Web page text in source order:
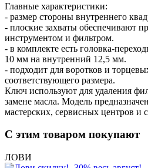
Главные характеристики:
- размер стороны внутреннего
- плоские захваты обеспечивают
инструментом и фильтром.
- в комплекте есть головка-
10 мм на внутренний 12,5 мм.
- подходит для воротков и
соответствующего размера.
Ключ используют для удаления
замене масла. Модель
мастерских, сервисных центров и
С этим товаром покупают
ЛОВИ